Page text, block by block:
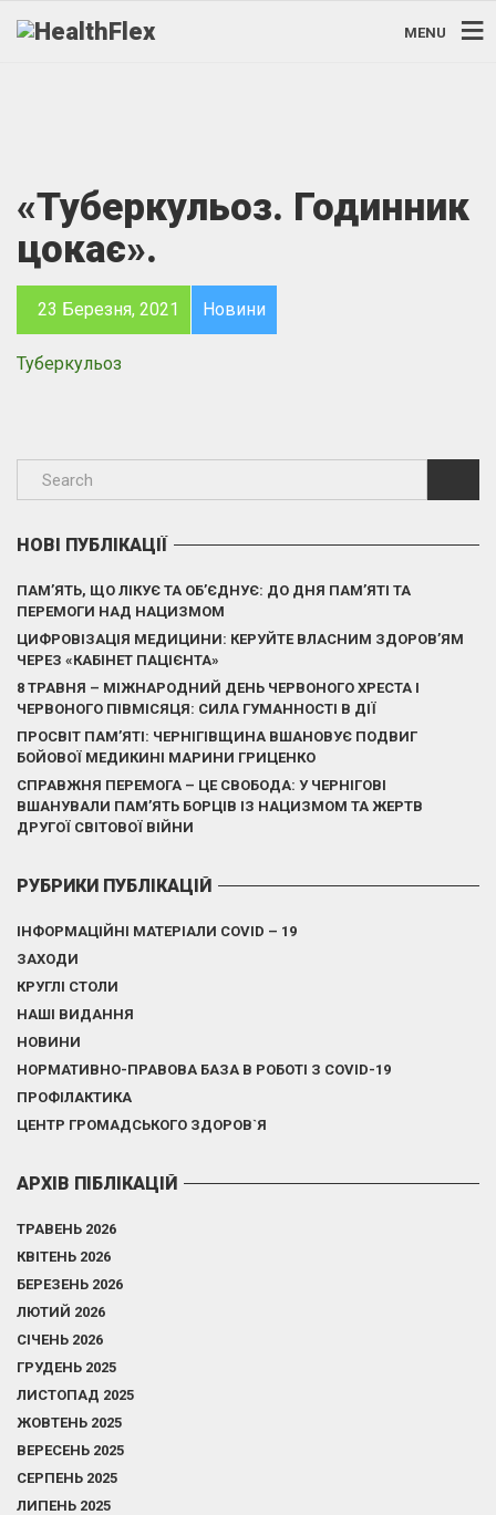
MENU
«Туберкульоз. Годинник
цокає».
23 Березня, 2021 Новини
Туберкульоз
НОВІ ПУБЛІКАЦІЇ
ПАМ’ЯТЬ, ЩО ЛІКУЄ ТА ОБ’ЄДНУЄ: ДО ДНЯ ПАМ’ЯТІ ТА
ПЕРЕМОГИ НАД НАЦИЗМОМ
ЦИФРОВІЗАЦІЯ МЕДИЦИНИ: КЕРУЙТЕ ВЛАСНИМ ЗДОРОВ’ЯМ
ЧЕРЕЗ «КАБІНЕТ ПАЦІЄНТА»
8 ТРАВНЯ – МІЖНАРОДНИЙ ДЕНЬ ЧЕРВОНОГО ХРЕСТА І
ЧЕРВОНОГО ПІВМІСЯЦЯ: СИЛА ГУМАННОСТІ В ДІЇ
ПРОСВІТ ПАМ’ЯТІ: ЧЕРНІГІВЩИНА ВШАНОВУЄ ПОДВИГ
БОЙОВОЇ МЕДИКИНІ МАРИНИ ГРИЦЕНКО
СПРАВЖНЯ ПЕРЕМОГА – ЦЕ СВОБОДА: У ЧЕРНІГОВІ
ВШАНУВАЛИ ПАМ’ЯТЬ БОРЦІВ ІЗ НАЦИЗМОМ ТА ЖЕРТВ
ДРУГОЇ СВІТОВОЇ ВІЙНИ
РУБРИКИ ПУБЛІКАЦІЙ
ІНФОРМАЦІЙНІ МАТЕРІАЛИ COVID – 19
ЗАХОДИ
КРУГЛІ СТОЛИ
НАШІ ВИДАННЯ
НОВИНИ
НОРМАТИВНО-ПРАВОВА БАЗА В РОБОТІ З COVID-19
ПРОФІЛАКТИКА
ЦЕНТР ГРОМАДСЬКОГО ЗДОРОВ`Я
АРХІВ ПІБЛІКАЦІЙ
ТРАВЕНЬ 2026
КВІТЕНЬ 2026
БЕРЕЗЕНЬ 2026
ЛЮТИЙ 2026
СІЧЕНЬ 2026
ГРУДЕНЬ 2025
ЛИСТОПАД 2025
ЖОВТЕНЬ 2025
ВЕРЕСЕНЬ 2025
СЕРПЕНЬ 2025
ЛИПЕНЬ 2025